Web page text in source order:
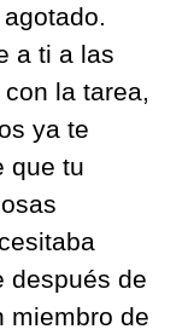
a ti a las
la tarea,
ya te
que tu
después de
miembro de